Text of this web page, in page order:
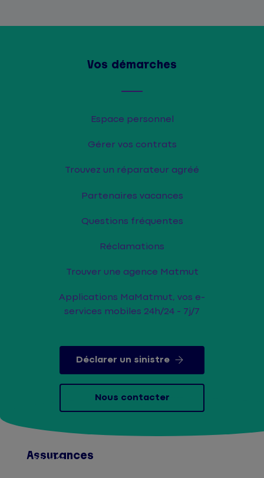
Vos démarches
Espace personnel
Gérer vos contrats
Trouvez un réparateur agréé
Partenaires vacances
Questions fréquentes
Réclamations
Trouver une agence Matmut
Applications MaMatmut, vos e-
services mobiles 24h/24 - 7j/7
Déclarer un sinistre
Nous contacter
Assurances
Afficher